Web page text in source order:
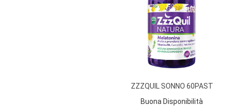
ZZZQUIL SONNO 60PAST
Buona Disponibilità